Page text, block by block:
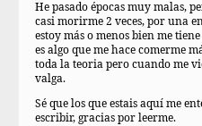
He pasado épocas muy malas,
casi morirme 2 veces, por una
estoy más o menos bien me
es algo que me hace comerme
toda la teoria pero cuando me
valga.
Sé que los que estais aquí me
escribir, gracias por leerme.